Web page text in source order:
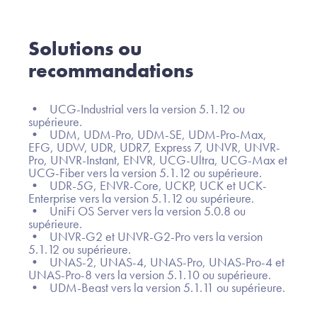
Solutions ou
recommandations
• UCG-Industrial vers la version 5.1.12 ou
supérieure.
• UDM, UDM-Pro, UDM-SE, UDM-Pro-Max,
EFG, UDW, UDR, UDR7, Express 7, UNVR, UNVR-
Pro, UNVR-Instant, ENVR, UCG-Ultra, UCG-Max et
UCG-Fiber vers la version 5.1.12 ou supérieure.
• UDR-5G, ENVR-Core, UCKP, UCK et UCK-
Enterprise vers la version 5.1.12 ou supérieure.
• UniFi OS Server vers la version 5.0.8 ou
supérieure.
• UNVR-G2 et UNVR-G2-Pro vers la version
5.1.12 ou supérieure.
• UNAS-2, UNAS-4, UNAS-Pro, UNAS-Pro-4 et
UNAS-Pro-8 vers la version 5.1.10 ou supérieure.
• UDM-Beast vers la version 5.1.11 ou supérieure.